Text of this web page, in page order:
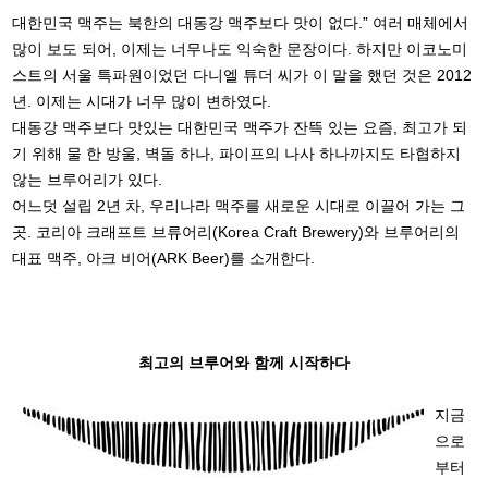
대한민국 맥주는 북한의 대동강 맥주보다 맛이 없다.” 여러 매체에서
많이 보도 되어, 이제는 너무나도 익숙한 문장이다. 하지만 이코노미
스트의 서울 특파원이었던 다니엘 튜더 씨가 이 말을 했던 것은 2012
년. 이제는 시대가 너무 많이 변하였다.
대동강 맥주보다 맛있는 대한민국 맥주가 잔뜩 있는 요즘, 최고가 되
기 위해 물 한 방울, 벽돌 하나, 파이프의 나사 하나까지도 타협하지
않는 브루어리가 있다.
어느덧 설립 2년 차, 우리나라 맥주를 새로운 시대로 이끌어 가는 그
곳. 코리아 크래프트 브류어리(Korea Craft Brewery)와 브루어리의
대표 맥주, 아크 비어(ARK Beer)를 소개한다.
최고의 브루어와 함께 시작하다
지금
으로
부터